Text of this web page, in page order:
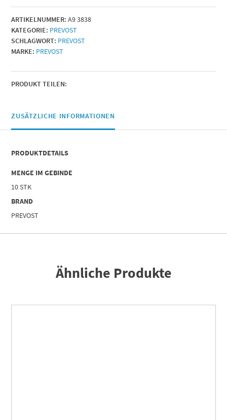
IG
BSPP
=
G
3/8
IG
BSPP
3/8
|
ARTIKELNUMMER: A9 3838
KATEGORIE: PREVOST
SCHLAGWORT: PREVOST
MARKE: PREVOST
PRODUKT TEILEN:
ZUSÄTZLICHE INFORMATIONEN
PRODUKTDETAILS
MENGE IM GEBINDE
10 STK
BRAND
PREVOST
Ähnliche Produkte